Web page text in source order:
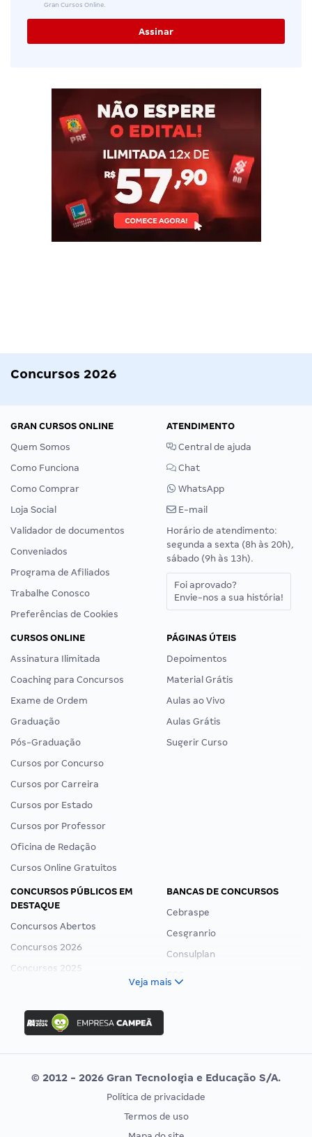
Gran Cursos Online.
Concursos 2026
GRAN CURSOS ONLINE
Quem Somos
Como Funciona
Como Comprar
Loja Social
Validador de documentos
Conveniados
Programa de Afiliados
Trabalhe Conosco
Preferências de Cookies
ATENDIMENTO
Central de ajuda
Chat
WhatsApp
E-mail
Horário de atendimento:
segunda a sexta (8h às 20h),
sábado (9h às 13h).
Foi aprovado?
Envie-nos a sua história!
CURSOS ONLINE
Assinatura Ilimitada
Coaching para Concursos
Exame de Ordem
Graduação
Pós-Graduação
Cursos por Concurso
Cursos por Carreira
Cursos por Estado
Cursos por Professor
Oficina de Redação
Cursos Online Gratuitos
PÁGINAS ÚTEIS
Depoimentos
Material Grátis
Aulas ao Vivo
Aulas Grátis
Sugerir Curso
CONCURSOS PÚBLICOS EM
DESTAQUE
Concursos Abertos
Concursos 2026
Concursos 2025
Concurso Ibama
Concurso MPU
Editais publicados
BANCAS DE CONCURSOS
Cebraspe
Cesgranrio
Consulplan
Vunesp
CONCURSOS POR PROFISSÃO
EXAME DE ORDEM
Veja mais
© 2012 - 2026 Gran Tecnologia e Educação S/A.
Política de privacidade
Termos de uso